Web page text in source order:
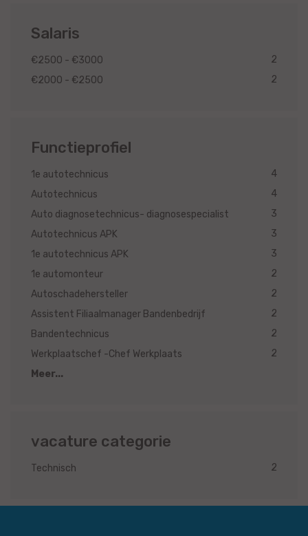
Salaris
€2500 - €3000
2
€2000 - €2500
2
Functieprofiel
1e autotechnicus
4
Autotechnicus
4
Auto diagnosetechnicus- diagnosespecialist
3
Autotechnicus APK
3
1e autotechnicus APK
3
1e automonteur
2
Autoschadehersteller
2
Assistent Filiaalmanager Bandenbedrijf
2
Bandentechnicus
2
Werkplaatschef -Chef Werkplaats
2
Meer...
vacature categorie
Technisch 2